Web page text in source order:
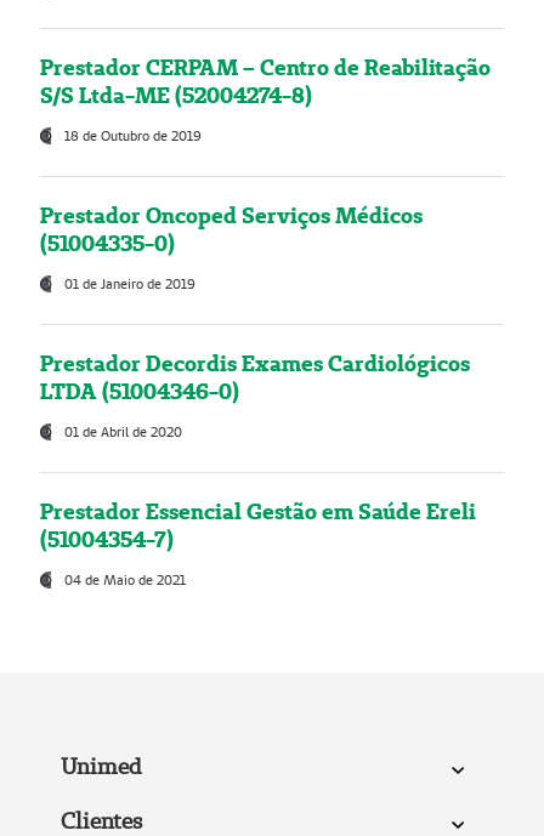
Prestador CERPAM – Centro de Reabilitação
S/S Ltda-ME (52004274-8)
18 de Outubro de 2019
Prestador Oncoped Serviços Médicos
(51004335-0)
01 de Janeiro de 2019
Prestador Decordis Exames Cardiológicos
LTDA (51004346-0)
01 de Abril de 2020
Prestador Essencial Gestão em Saúde Ereli
(51004354-7)
04 de Maio de 2021
Unimed
Clientes